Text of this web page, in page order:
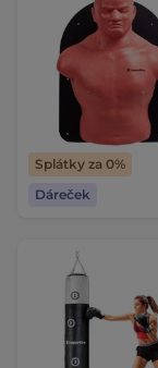
Splátky za 0%
Dáreček